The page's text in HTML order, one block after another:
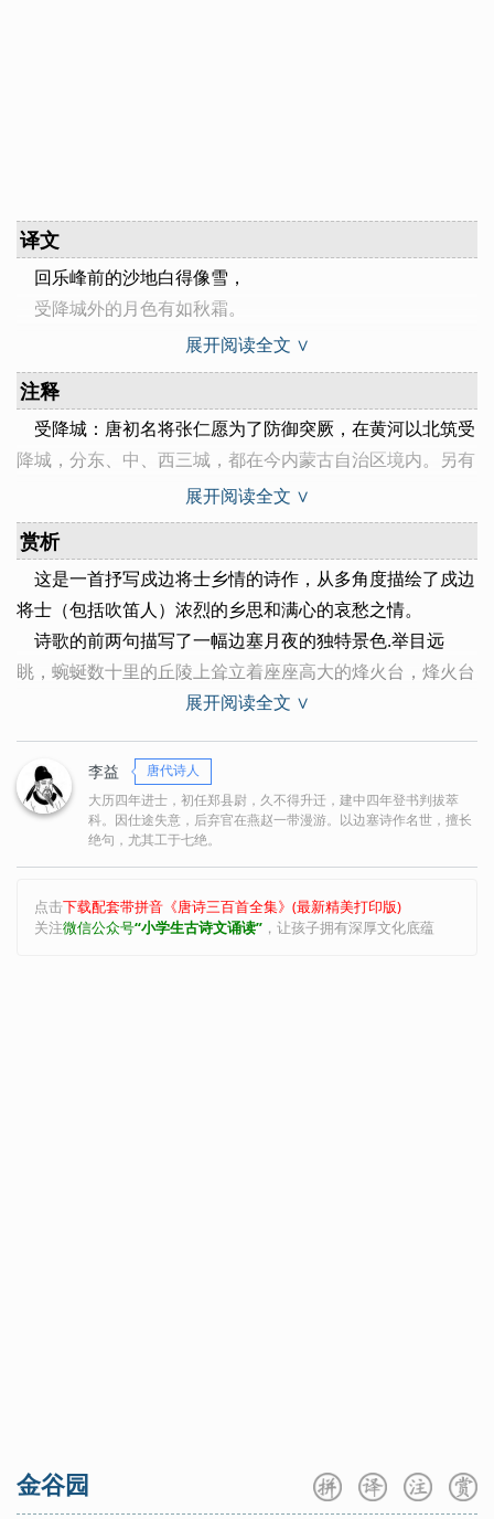
译文
回乐峰前的沙地白得像雪，
受降城外的月色有如秋霜。
不知何处吹起凄凉的芦管，
一夜间征人个个眺望故乡。
展开阅读全文 ∨
注释
受降城：唐初名将张仁愿​为了防御突厥，在黄河以北筑受
降城，分东、中、西三城，都在今内蒙古自治区境内。另有
一种说法是：公元646年（贞观二十年），唐太宗亲临灵州
接受突厥一部的投降,“受降城”之名即由此而来。
回乐峰：唐代有回乐县​，灵州治所，在今宁夏回族自治区
灵武县西南。回乐峰即当地山峰。一作“回乐烽”：指回乐县
附近的烽火台。
城外：一作“城上”，一作“城下”。
芦管：笛子。一作“芦笛”。
征人：戍边的将士。尽：全
展开阅读全文 ∨
赏析
这是一首抒写戍边将士乡情的诗作，从多角度描绘了戍边
将士（包括吹笛人）浓烈的乡思和满心的哀愁之情。
诗歌的前两句描写了一幅边塞月夜的独特景色.举目远
眺，蜿蜒数十里的丘陵上耸立着座座高大的烽火台，烽火台
下是一片无垠的沙漠，在月光的映照下如同积雪的荒原。近
诗人偏说它“似雪”，月光并非秋霜，诗人偏说它“如霜”。诗
人如此运笔，是为了借这寒气袭人的景物来渲染心境的愁惨
凄凉。正是这似雪的沙漠和如霜的月光使受降城之夜显得格
如果说前两句写景，景中寓情，蓄而未发；那么后两句则
个完整的艺术整体，意境浑成，简洁空灵，而又具有含蕴不
展开阅读全文 ∨
李益
唐代诗人
大历四年进士，初任郑县尉，久不得升迁，建中四年登书判拔萃
科。因仕途失意，后弃官在燕赵一带漫游。以边塞诗作名世，擅长
绝句，尤其工于七绝。
点击下载配套带拼音《唐诗三百首全集》(最新精美打印版)
关注微信公众号“小学生古诗文诵读” ，让孩子拥有深厚文化底蕴
金谷园